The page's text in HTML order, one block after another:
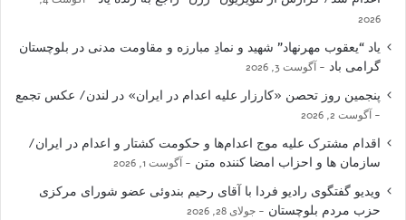
2026
یاد “یعقوب مهرنهاد” شهید و نمادِ مبارزه و مقاومت مدنی در بلوچستان
گرامی باد
آگوست 3, 2026
پنجمین روز تحصن «کارزار علیه اعدام در ایران» در لندن/ عکس تجمع
آگوست 2, 2026
اقدام مشترک علیه موج اعدام‌ها و حکومت کشتار و اعدام در ایران/
سازمان ها و احزاب امضا کننده متن
آگوست 1, 2026
ویدیو گفتگوی رادیو فردا با آقای رحیم بندوئی عضو شورای مرکزی
حزب مردم بلوچستان
جولای 28, 2026